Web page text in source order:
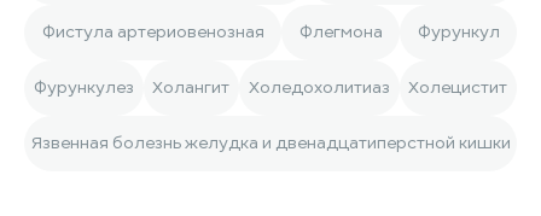
Фистула артериовенозная Флегмона Фурункул
Фурункулез Холангит Холедохолитиаз Холецистит
Язвенная болезнь желудка и двенадцатиперстной кишки